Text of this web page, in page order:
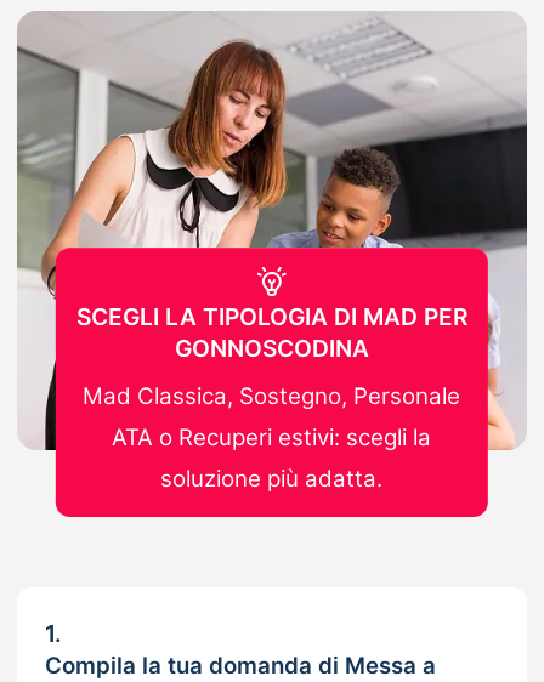
1.
Compila la tua domanda di Messa a
SCEGLI LA TIPOLOGIA DI MAD PER
GONNOSCODINA
Mad Classica, Sostegno, Personale
ATA o Recuperi estivi: scegli la
soluzione più adatta.